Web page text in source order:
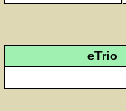
eTrio